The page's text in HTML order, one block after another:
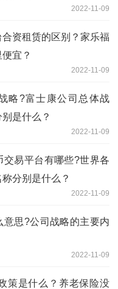
2022-11-09
资租赁的区别？家乐福
宜？
2022-11-09
略?富士康公司总体战
是什么？
2022-11-09
交易平台有哪些?世界各
分别是什么？
2022-11-09
意思?公司战略的主要内
2022-11-09
策是什么？养老保险没